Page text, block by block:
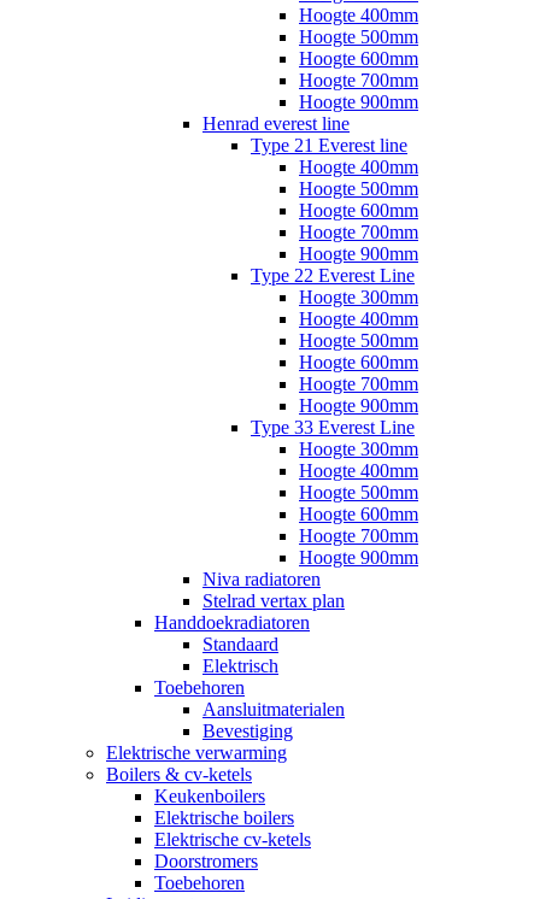
Hoogte 400mm
Hoogte 500mm
Hoogte 600mm
Hoogte 700mm
Hoogte 900mm
Henrad everest line
Type 21 Everest line
Hoogte 400mm
Hoogte 500mm
Hoogte 600mm
Hoogte 700mm
Hoogte 900mm
Type 22 Everest Line
Hoogte 300mm
Hoogte 400mm
Hoogte 500mm
Hoogte 600mm
Hoogte 700mm
Hoogte 900mm
Type 33 Everest Line
Hoogte 300mm
Hoogte 400mm
Hoogte 500mm
Hoogte 600mm
Hoogte 700mm
Hoogte 900mm
Niva radiatoren
Stelrad vertax plan
Handdoekradiatoren
Standaard
Elektrisch
Toebehoren
Aansluitmaterialen
Bevestiging
Elektrische verwarming
Boilers & cv-ketels
Keukenboilers
Elektrische boilers
Elektrische cv-ketels
Doorstromers
Toebehoren